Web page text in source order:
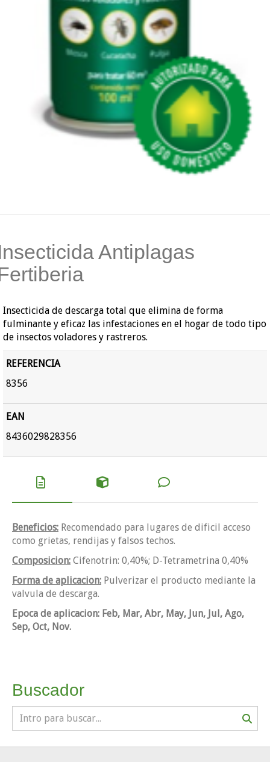
Antiplagas
Insecticida de descarga total que elimina de forma
fulminante y eficaz las infestaciones en el hogar de todo tipo
de insectos voladores y rastreros.
REFERENCIA
8356
EAN
8436029828356
Beneficios: Recomendado para lugares de dificil acceso
como grietas, rendijas y falsos techos.
Composicion: Cifenotrin: 0,40%; D-Tetrametrina 0,40%
Forma de aplicacion: Pulverizar el producto mediante la
valvula de descarga.
Epoca de aplicacion: Feb, Mar, Abr, May, Jun, Jul, Ago,
Sep, Oct, Nov.
Buscador